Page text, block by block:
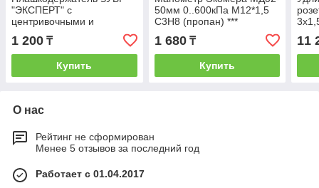
"ЭКСПЕРТ" с
центривочными и
прижимными винтами,
20х7мм для М3, М4, М5, L
- 200м
1 200 ₸
Купить
50мм 0..600кПа М12*1,5
С3Н8 (пропан) ***
1 680₸
Купить
11
О нас
Рейтинг не сформирован
Менее 5 отзывов за последний год
Работает с 01.04.2017